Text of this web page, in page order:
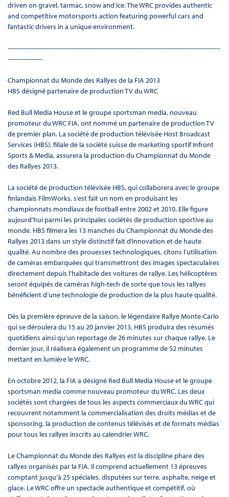
driven on gravel, tarmac, snow and ice. The WRC provides authentic
and competitive motorsports action featuring powerful cars and
fantastic drivers in a unique environment.
--------------------------------------------------------------------------------------------------------
-----------------
Championnat du Monde des Rallyes de la FIA 2013
HBS désigné partenaire de production TV du WRC
Red Bull Media House et le groupe sportsman media, nouveau
promoteur du WRC FIA, ont nommé un partenaire de production TV
de premier plan. La société de production télévisée Host Broadcast
Services (HBS), filiale de la société suisse de marketing sportif Infront
Sports & Media, assurera la production du Championnat du Monde
des Rallyes 2013.
La société de production télévisée HBS, qui collaborera avec le groupe
finlandais FilmWorks, s’est fait un nom en produisant les
championnats mondiaux de football entre 2002 et 2010. Elle figure
aujourd’hui parmi les principales sociétés de production sportive au
monde. HBS filmera les 13 manches du Championnat du Monde des
Rallyes 2013 dans un style distinctif fait d’innovation et de haute
qualité. Au nombre des prouesses technologiques, citons l’utilisation
de caméras embarquées qui transmettront des images spectaculaires
directement depuis l’habitacle des voitures de rallye. Les hélicoptères
seront équipés de caméras high-tech de sorte que tous les rallyes
bénéficient d’une technologie de production de la plus haute qualité.
Dès la première épreuve de la saison, le légendaire Rallye Monte-Carlo
qui se déroulera du 15 au 20 janvier 2013, HBS produira des résumés
quotidiens ainsi qu’un reportage de 26 minutes sur chaque rallye. Le
dernier jour, il réalisera également un programme de 52 minutes
mettant en lumière le WRC.
En octobre 2012, la FIA a désigné Red Bull Media House et le groupe
sportsman media comme nouveau promoteur du WRC. Les deux
sociétés sont chargées de tous les aspects commerciaux du WRC qui
recouvrent notamment la commercialisation des droits médias et de
sponsoring, la production de contenus télévisés et de formats médias
pour tous les rallyes inscrits au calendrier WRC.
Le Championnat du Monde des Rallyes est la discipline phare des
rallyes organisés par la FIA. Il comprend actuellement 13 épreuves
comptant jusqu’à 25 spéciales, disputées sur terre, asphalte, neige et
glace. Le WRC offre un spectacle authentique et compétitif, où